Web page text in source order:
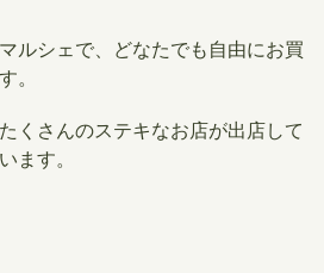
ルシェで、どなたでも自由にお買
。
くさんのステキなお店が出店して
ます。